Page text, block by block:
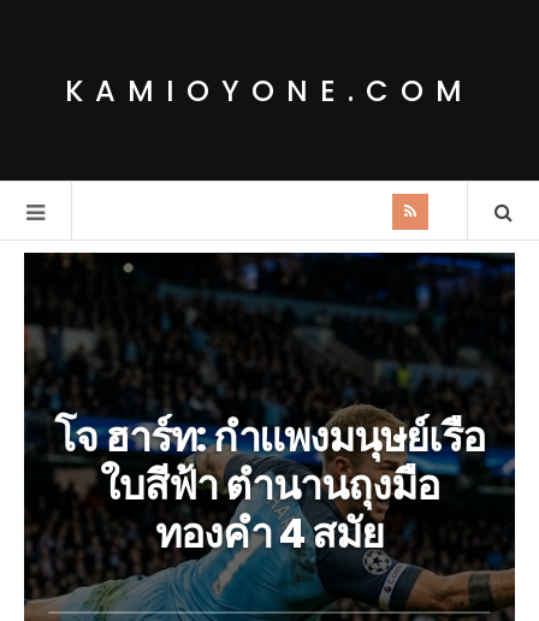
KAMIOYONE.COM
โจ ฮาร์ท: กำแพงมนุษย์เรือ
ใบสีฟ้า ตำนานถุงมือ
ทองคำ 4 สมัย